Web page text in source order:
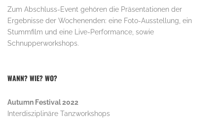
Zum Abschluss-Event gehören die Präsentationen der
Ergebnisse der Wochenenden: eine Foto-Ausstellung, ein
Stummfilm und eine Live-Performance, sowie
Schnupperworkshops.
WANN? WIE? WO?
Autumn Festival 2022
Interdisziplinäre Tanzworkshops